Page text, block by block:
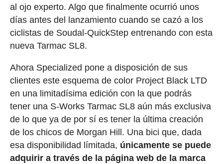
al ojo experto. Algo que finalmente ocurrió unos
días antes del lanzamiento cuando se cazó a los
ciclistas de Soudal-QuickStep entrenando con esta
nueva Tarmac SL8.
Ahora Specialized pone a disposición de sus
clientes este esquema de color Project Black LTD
en una limitadísima edición con la que podrás
tener una S-Works Tarmac SL8 aún más exclusiva
de lo que ya de por sí es tener la última creación
de los chicos de Morgan Hill. Una bici que, dada
esa disponibilidad límitada, únicamente se puede
adquirir a través de la página web de la marca